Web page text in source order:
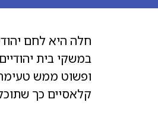
חלה היא לחם
במשקי בית
ופשוט ממש
קלאסיים כך